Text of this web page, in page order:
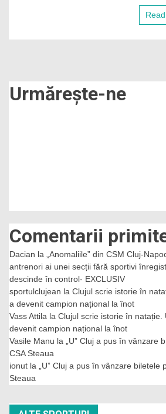
Urmărește-ne
Comentarii
Dacian la
„Anomaliile” din CSM Cluj-
antrenori ai unei secții fără sportivi
descinde în control- EXCLUSIV
sportulclujean la Clujul scrie istorie în
a devenit campion național la înot
Vass Attila la Clujul scrie istorie în natație.
devenit campion național la înot
Vasile Manu la
„U” Cluj a pus în vânzare
CSA Steaua
ionut la
„U” Cluj a pus în vânzare biletele
Steaua